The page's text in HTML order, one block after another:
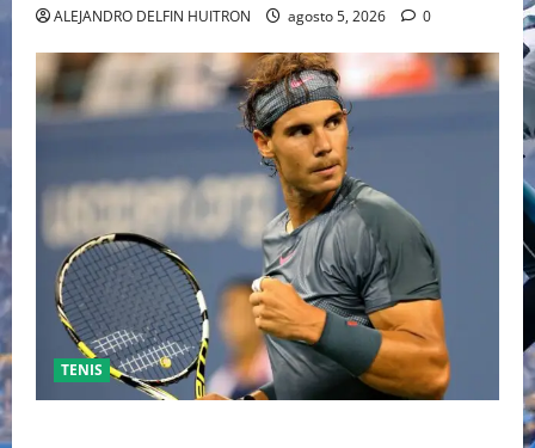
ALEJANDRO DELFIN HUITRON agosto 5, 2026 0
TENIS